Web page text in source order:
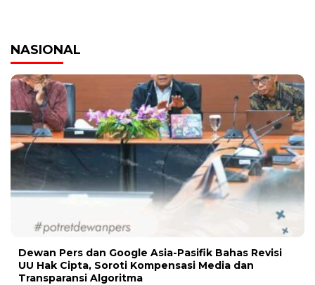
NASIONAL
Dewan Pers dan Google Asia-Pasifik Bahas Revisi
UU Hak Cipta, Soroti Kompensasi Media dan
Transparansi Algoritma